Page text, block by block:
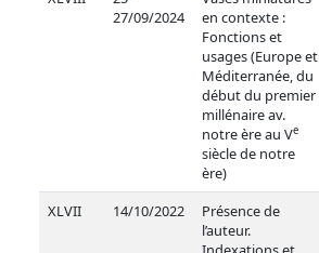
27/09/2024
en contexte :
Fonctions et
usages (Europe et
Méditerranée, du
début du premier
millénaire av.
notre ère au Ve
siècle de notre
ère)
XLVII
14/10/2022
Présence de
l’auteur.